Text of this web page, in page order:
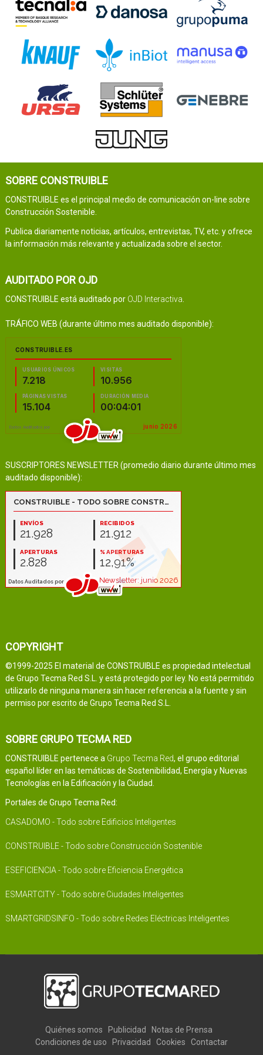
SOBRE CONSTRUIBLE
CONSTRUIBLE es el principal medio de comunicación on-line sobre
Construcción Sostenible.
Publica diariamente noticias, artículos, entrevistas, TV, etc. y ofrece
la información más relevante y actualizada sobre el sector.
AUDITADO POR OJD
CONSTRUIBLE está auditado por OJD Interactiva.
TRÁFICO WEB (durante último mes auditado disponible):
SUSCRIPTORES NEWSLETTER (promedio diario durante último mes
auditado disponible):
COPYRIGHT
©1999-2025 El material de CONSTRUIBLE es propiedad intelectual
de Grupo Tecma Red S.L. y está protegido por ley. No está permitido
utilizarlo de ninguna manera sin hacer referencia a la fuente y sin
permiso por escrito de Grupo Tecma Red S.L.
SOBRE GRUPO TECMA RED
CONSTRUIBLE pertenece a Grupo Tecma Red, el grupo editorial
español líder en las temáticas de Sostenibilidad, Energía y Nuevas
Tecnologías en la Edificación y la Ciudad.
Portales de Grupo Tecma Red:
CASADOMO - Todo sobre Edificios Inteligentes
CONSTRUIBLE - Todo sobre Construcción Sostenible
ESEFICIENCIA - Todo sobre Eficiencia Energética
ESMARTCITY - Todo sobre Ciudades Inteligentes
SMARTGRIDSINFO - Todo sobre Redes Eléctricas Inteligentes
Quiénes somos Publicidad
Notas de Prensa
Condiciones de uso
Privacidad Cookies Contactar